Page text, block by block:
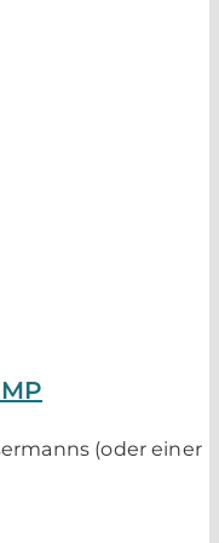
(oder einer